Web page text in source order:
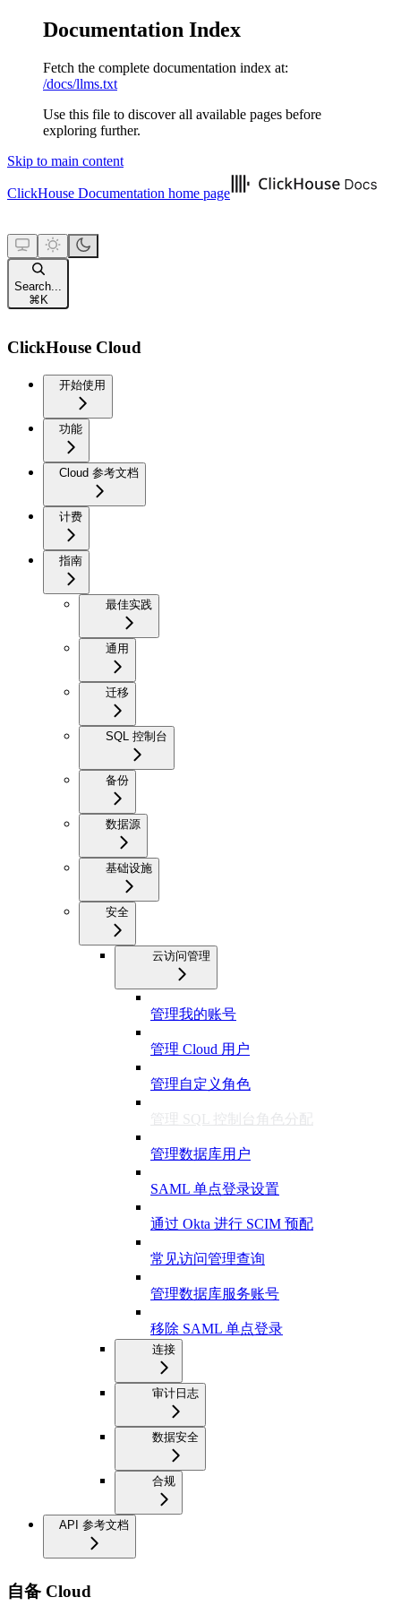
Documentation Index
Fetch the complete documentation index at:
/docs/llms.txt
Use this file to discover all available pages before
exploring further.
Skip to main content
ClickHouse Documentation home page
Search...
⌘ K
ClickHouse Cloud
开始使用
功能
Cloud 参考文档
计费
指南
最佳实践
通用
迁移
SQL 控制台
备份
数据源
基础设施
安全
云访问管理
管理我的账号
管理 Cloud 用户
管理自定义角色
管理 SQL 控制台角色分配
管理数据库用户
SAML 单点登录设置
通过 Okta 进行 SCIM 预配
常见访问管理查询
管理数据库服务账号
移除 SAML 单点登录
连接
审计日志
数据安全
合规
API 参考文档
自备 Cloud